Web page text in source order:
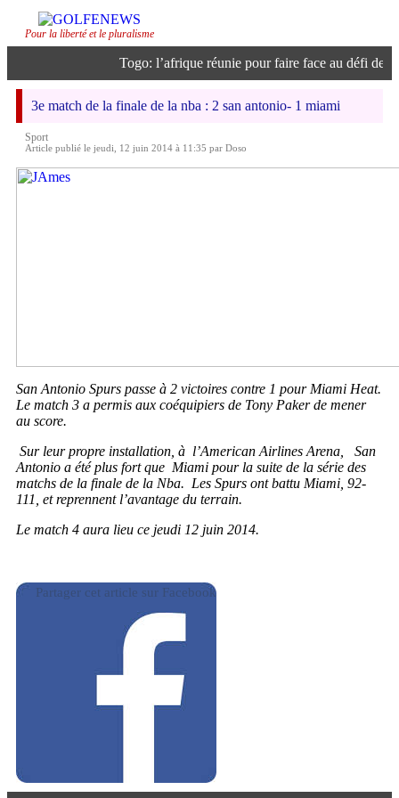
Pour la liberté et le pluralisme
Togo: l’afrique réunie pour faire face au défi de
3e match de la finale de la nba : 2 san antonio- 1 miami
Sport
Article publié le jeudi, 12 juin 2014 à 11:35 par Doso
San Antonio Spurs passe à 2 victoires contre 1 pour Miami Heat.
Le match 3 a permis aux coéquipiers de Tony Paker de mener
au score.
Sur leur propre installation, à l’American Airlines Arena, San
Antonio a été plus fort que Miami pour la suite de la série des
matchs de la finale de la Nba. Les Spurs ont battu Miami, 92-
111, et reprennent l’avantage du terrain.
Le match 4 aura lieu ce jeudi 12 juin 2014.
Partager cet article sur Facebook